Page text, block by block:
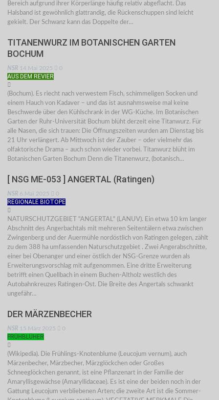
Bereich aufgrund ihrer Körperlänge häufig relativ abgeflacht. Das
Halsband ist gewöhnlich glattrandig, die Rückenschuppen sind leicht
gekielt. Der Schwanz kann das Doppelte der…
TITANENWURZ IM BOTANISCHEN GARTEN
BOCHUM
NSR 14.Mai 2025 0
AUS DEM REVIER
(Bochum). Es riecht nach verwestem Fisch, schimmeligen Socken und
einem Hauch von Kadaver – und das ist ausnahmsweise mal keine
Beschwerde über den Kühlschrank in der WG-Küche. Im Botanischen
Garten der Ruhr-Universität Bochum blüht derzeit eine Titanwurz. Für
alle Nasen, die sich trauen: Die Öffnungszeiten wurden am Dienstag bis
21 Uhr verlängert. Ab Mittwoch ist der Zauber – oder vielmehr das
olfaktorische Drama – auch schon wieder vorbei. Titanwurz blüht im
Botanischen Garten Bochum Denn die Titanenwurz, (botanisch…
[ NSG ME-053 ] ANGERTAL (Ratingen)
NSR 6.Mai 2025 0
REGIONALE BIOTOPE
NATURSCHUTZGEBIET "ANGERTAL" (LANUV). Ein etwa 10 km langer
Abschnitt des Angerbachtals mit mehreren Seitentälern etwa zwischen
Zwingenberg und der Auermühle nordöstlich von Ratingen gelegen, zählt
zu dem 388 ha umfassenden Naturschutzgebiet . Zwei Angerabschnitte,
einer bei Obenanger und einer östlich der NSG-Grenze wurden als
Erweiterungsvorschlag mit aufgenommen. Eine dritte Erweiterung
betrifft einen Quellbach in einem Buchen-Altholz westlich des
Autobahnkreuzes Ratingen-Ost. Die Breite des Angertals schwankt
ungefähr…
DER MÄRZENBECHER
NSR 15.März 2025 0
FRÜHBLÜHER
(Wikipedia). Die Frühlings-Knotenblume (Leucojum vernum), auch
Märzenbecher, Märzbecher, Märzglöckchen oder Großes
Schneeglöckchen genannt, ist eine Pflanzenart in der Familie der
Amaryllisgewächse (Amaryllidaceae). Es ist eine der beiden noch in der
Gattung Leucojum verbliebenen Arten; die zweite Art ist die Sommer-